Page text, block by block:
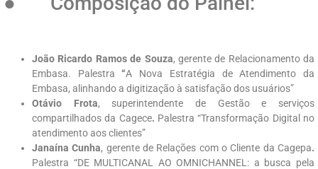
João Ricardo Ramos de Souza, gerente de Relacionamento da
Embasa. Palestra“A Nova Estratégia de Atendimento da
Embasa, alinhando a digitização à satisfação dos usuários”
Otávio Frota, superintendente de Gestão e serviços
compartilhados da Cagece. Palestra “Transformação Digital no
atendimento aos clientes”
Janaína Cunha, gerente de Relações com o Cliente da Cagepa.
Palestra “DE MULTICANAL AO OMNICHANNEL: a busca pela